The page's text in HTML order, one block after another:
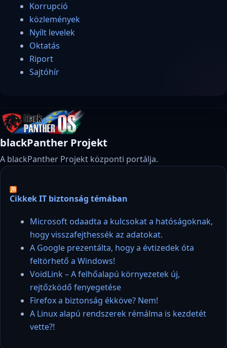
Korrupció
közlemények
Nyílt levelek
Oktatás
Riport
Sajtóhír
blackPanther Projekt
A blackPanther Projekt központi portálja.
Cikkek IT biztonság témában
Microsoft odaadta a kulcsokat a hatóságoknak,
hogy visszafejthessék az adatokat.
A Google prezentálta, hogy a évtizedek óta
feltörhető a Windows!
VoidLink – A felhőalapú környezetek új,
rejtőzködő fenyegetése
Firefox a biztonság ékköve? Nem!
A Linux alapú rendszerek rémálma is kezdetét
vette?!